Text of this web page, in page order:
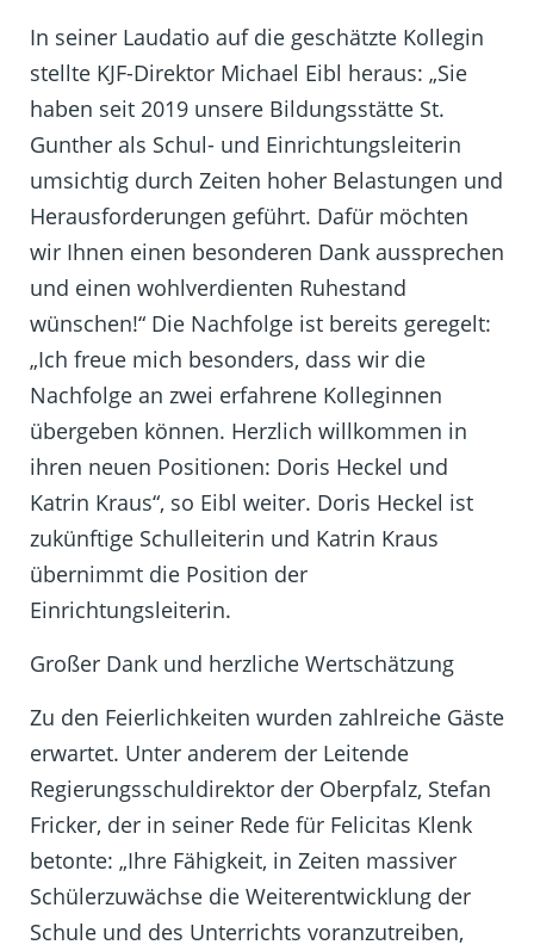
In seiner Laudatio auf die geschätzte Kollegin
stellte KJF-Direktor Michael Eibl heraus: „Sie
haben seit 2019 unsere Bildungsstätte St.
Gunther als Schul- und Einrichtungsleiterin
umsichtig durch Zeiten hoher Belastungen und
Herausforderungen geführt. Dafür möchten
wir Ihnen einen besonderen Dank aussprechen
und einen wohlverdienten Ruhestand
wünschen!“ Die Nachfolge ist bereits geregelt:
„Ich freue mich besonders, dass wir die
Nachfolge an zwei erfahrene Kolleginnen
übergeben können. Herzlich willkommen in
ihren neuen Positionen: Doris Heckel und
Katrin Kraus“, so Eibl weiter. Doris Heckel ist
zukünftige Schulleiterin und Katrin Kraus
übernimmt die Position der
Einrichtungsleiterin.
Großer Dank und herzliche Wertschätzung
Zu den Feierlichkeiten wurden zahlreiche Gäste
erwartet. Unter anderem der Leitende
Regierungsschuldirektor der Oberpfalz, Stefan
Fricker, der in seiner Rede für Felicitas Klenk
betonte: „Ihre Fähigkeit, in Zeiten massiver
Schülerzuwächse die Weiterentwicklung der
Schule und des Unterrichts voranzutreiben,